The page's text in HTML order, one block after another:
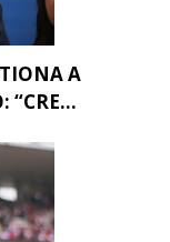
A
“CRE...